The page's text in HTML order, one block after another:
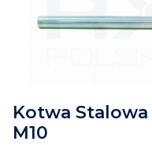
Kotwa
M10